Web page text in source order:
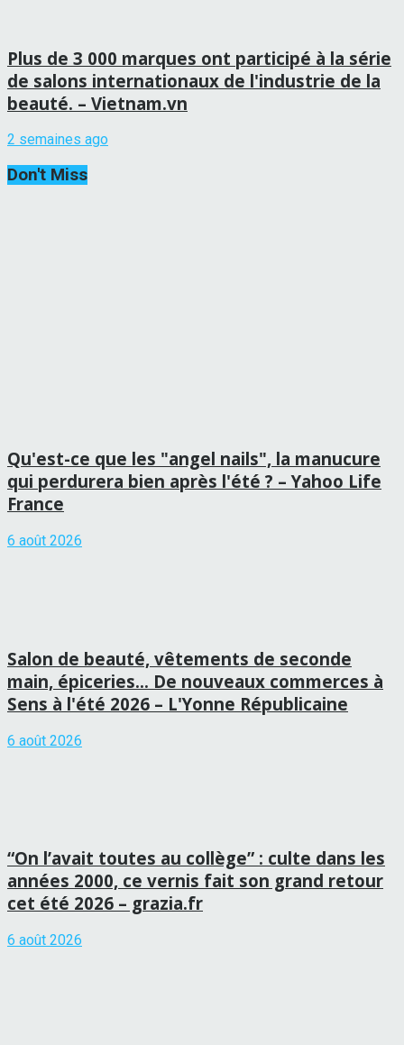
Plus de 3 000 marques ont participé à la série
de salons internationaux de l'industrie de la
beauté. – Vietnam.vn
2 semaines ago
Don't Miss
Qu'est-ce que les "angel nails", la manucure
qui perdurera bien après l'été ? – Yahoo Life
France
6 août 2026
Salon de beauté, vêtements de seconde
main, épiceries… De nouveaux commerces à
Sens à l'été 2026 – L'Yonne Républicaine
6 août 2026
“On l’avait toutes au collège” : culte dans les
années 2000, ce vernis fait son grand retour
cet été 2026 – grazia.fr
6 août 2026